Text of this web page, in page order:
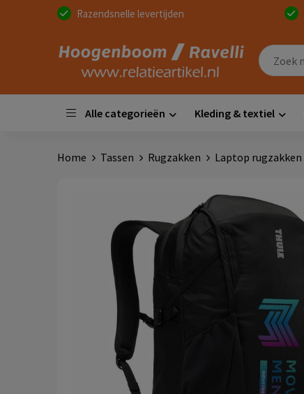
Razendsnelle levertijden
Alle categorieën Kleding & textiel
Home Tassen Rugzakken Laptop rugzakken